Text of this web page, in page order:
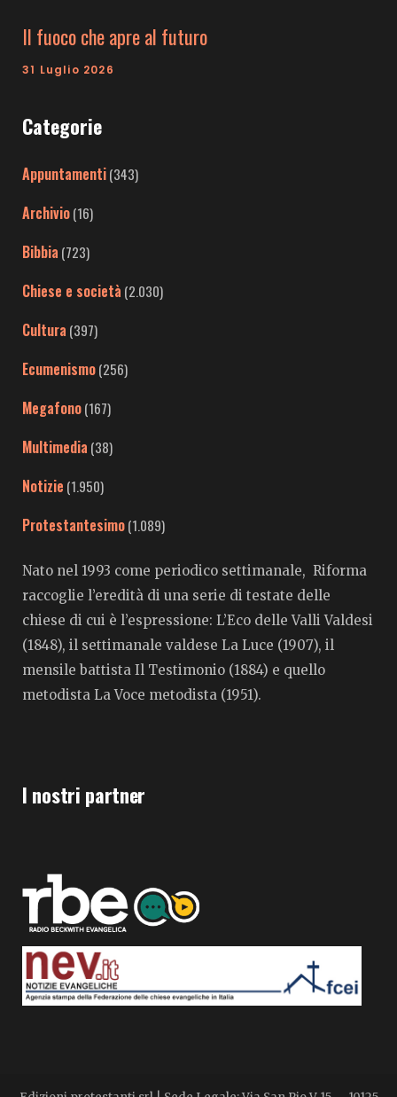
Il fuoco che apre al futuro
31 Luglio 2026
Categorie
Appuntamenti(343)
Archivio(16)
Bibbia (723)
Chiese e società (2.030)
Cultura (397)
Ecumenismo(256)
Megafono(167)
Multimedia (38)
Notizie (1.950)
Protestantesimo(1.089)
Nato nel 1993 come periodico settimanale, Riforma
raccoglie l’eredità di una serie di testate delle
chiese di cui è l’espressione: L’Eco delle Valli Valdesi
(1848), il settimanale valdese La Luce (1907), il
mensile battista Il Testimonio (1884) e quello
metodista La Voce metodista (1951).
I nostri partner